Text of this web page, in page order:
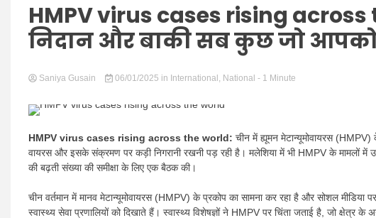
HMPV virus cases rising
निदान और बाकी सब कुछ जो आपको
Saniya Gusain 06/01/2025 in International , National - 1 Minute
HMPV virus cases rising across the world: चीन में ह्यूमन मेटान्यूमोवायरस
वायरस और इसके संक्रमण पर कड़ी निगरानी रखनी पड़ रही है। मलेशिया में भी HMPV के मामलों में
की बढ़ती संख्या की समीक्षा के लिए एक बैठक की।
चीन वर्तमान में मानव मेटान्यूमोवायरस (HMPV) के प्रकोप का सामना कर रहा है और सोशल मीडिया
स्वास्थ्य सेवा प्रणालियों को दिखाते हैं। स्वास्थ्य विशेषज्ञों ने HMPV पर चिंता जताई है, जो क्षेत्र